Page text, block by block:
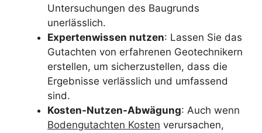
Untersuchungen des Baugrunds
unerlässlich.
Expertenwissen nutzen: Lassen Sie das
Gutachten von erfahrenen Geotechnikern
erstellen, um sicherzustellen, dass die
Ergebnisse verlässlich und umfassend
sind.
Kosten-Nutzen-Abwägung: Auch wenn
Bodengutachten Kosten verursachen,